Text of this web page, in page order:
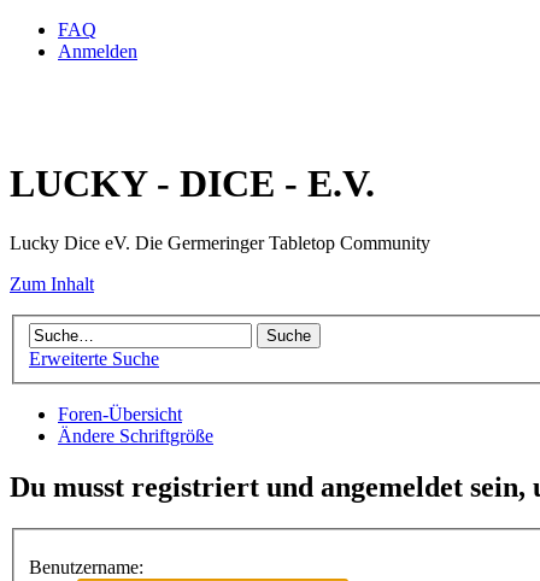
FAQ
Anmelden
LUCKY - DICE - E.V.
Lucky Dice eV. Die Germeringer Tabletop Community
Zum Inhalt
Erweiterte Suche
Foren-Übersicht
Ändere Schriftgröße
Du musst registriert und angemeldet sein,
Benutzername: